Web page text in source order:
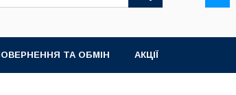
ТА ОБМІН АКЦІЇ